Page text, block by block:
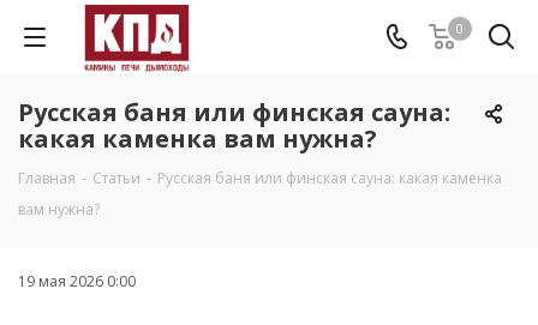
0
Русская баня или финская сауна:
какая каменка вам нужна?
Главная - Статьи - Русская баня или финская сауна: какая каменка
вам нужна?
19 мая 2026 0:00